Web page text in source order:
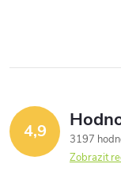
4,9
3197
Zobrazit